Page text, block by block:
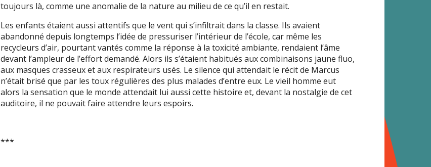
toujours là, comme une anomalie de la nature au milieu de ce qu’il en restait.
Les enfants étaient aussi attentifs que le vent qui s’infiltrait dans la classe. Ils avaient
abandonné depuis longtemps l’idée de pressuriser l’intérieur de l’école, car même les
recycleurs d’air, pourtant vantés comme la réponse à la toxicité ambiante, rendaient l’âme
devant l’ampleur de l’effort demandé. Alors ils s’étaient habitués aux combinaisons jaune fluo,
aux masques crasseux et aux respirateurs usés. Le silence qui attendait le récit de Marcus
n’était brisé que par les toux régulières des plus malades d’entre eux. Le vieil homme eut
alors la sensation que le monde attendait lui aussi cette histoire et, devant la nostalgie de cet
auditoire, il ne pouvait faire attendre leurs espoirs.
***